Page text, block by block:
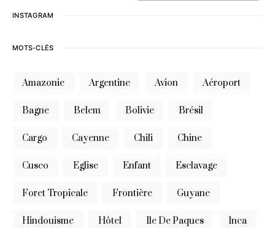
INSTAGRAM
MOTS-CLÉS
Amazonie Argentine Avion Aéroport
Bagne Belem Bolivie Brésil
Cargo Cayenne Chili Chine
Cusco Eglise Enfant Esclavage
Foret Tropicale Frontière Guyane
Hindouisme Hôtel Ile De Paques Inca